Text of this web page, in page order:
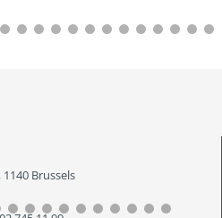
, 1140 Brussels